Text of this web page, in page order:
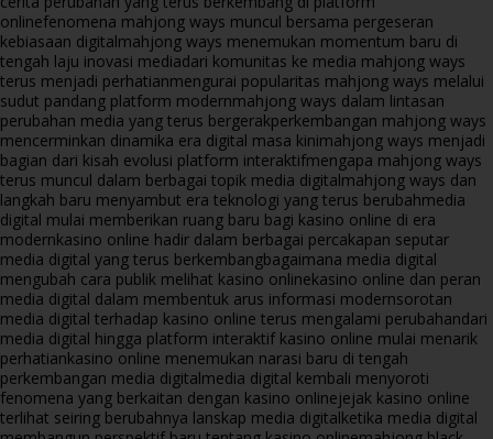
onlinefenomena mahjong ways muncul bersama pergeseran
kebiasaan digitalmahjong ways menemukan momentum baru di
tengah laju inovasi mediadari komunitas ke media mahjong ways
terus menjadi perhatianmengurai popularitas mahjong ways melalui
sudut pandang platform modernmahjong ways dalam lintasan
perubahan media yang terus bergerakperkembangan mahjong ways
mencerminkan dinamika era digital masa kinimahjong ways menjadi
bagian dari kisah evolusi platform interaktifmengapa mahjong ways
terus muncul dalam berbagai topik media digitalmahjong ways dan
langkah baru menyambut era teknologi yang terus berubahmedia
digital mulai memberikan ruang baru bagi kasino online di era
modernkasino online hadir dalam berbagai percakapan seputar
media digital yang terus berkembangbagaimana media digital
mengubah cara publik melihat kasino onlinekasino online dan peran
media digital dalam membentuk arus informasi modernsorotan
media digital terhadap kasino online terus mengalami perubahandari
media digital hingga platform interaktif kasino online mulai menarik
perhatiankasino online menemukan narasi baru di tengah
perkembangan media digitalmedia digital kembali menyoroti
fenomena yang berkaitan dengan kasino onlinejejak kasino online
terlihat seiring berubahnya lanskap media digitalketika media digital